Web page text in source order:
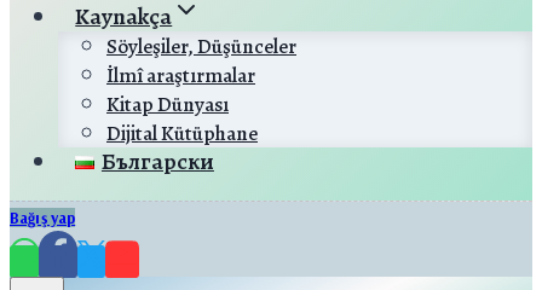
Kaynakça
Söyleşiler, Düşünceler
İlmî araştırmalar
Kitap Dünyası
Dijital Kütüphane
Български
Bağış yap